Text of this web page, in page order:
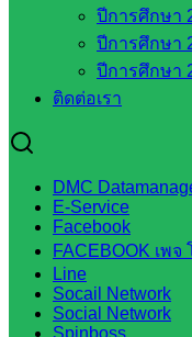
ปีการศึกษา
ปีการศึกษา
ปีการศึกษา
ติดต่อเรา
DMC
E-Service
Facebook
FACEBOOK เพจ
Line
Socail Network
Social Network
Spinboss
รายชื่อมหาวิทยา
เว็บไซต์สำนักต่าง
เว็บไซต์ สพม. ใน
เว็บไซต์ สพป. ในสั
หน่วยงานในจัง
จังหวัดสระแก้ว
องค์การบริหารส่ว
ศึกษาธิการจังหวัด